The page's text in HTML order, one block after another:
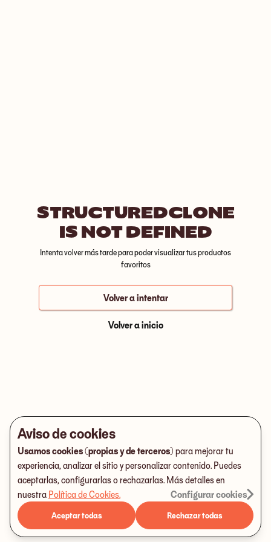
STRUCTUREDCLONE
IS NOT DEFINED
Intenta volver más tarde para poder visualizar tus productos
favoritos
Volver a intentar
Volver a inicio
Aviso de cookies
Usamos cookies (propias y de terceros) para mejorar tu
experiencia, analizar el sitio y personalizar contenido. Puedes
aceptarlas, configurarlas o rechazarlas. Más detalles en
nuestra Política de Cookies. Configurar cookies
Aceptar todas Rechazar todas